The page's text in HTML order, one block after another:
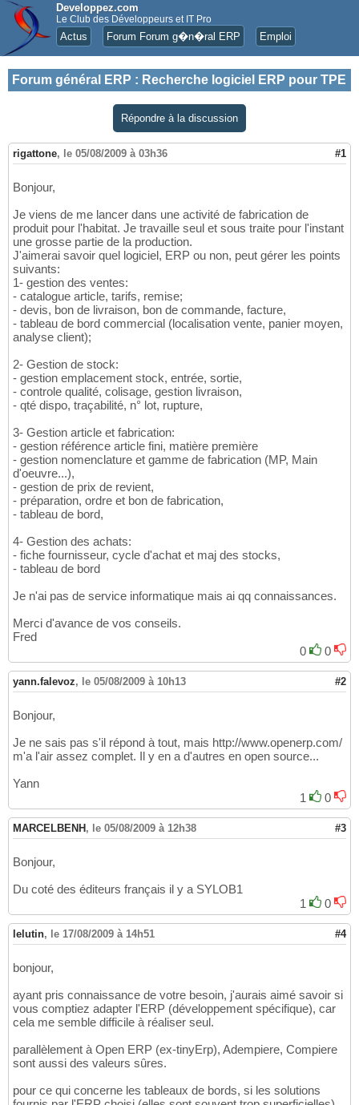
Developpez.com
Le Club des Développeurs et IT Pro
Actus Forum Forum g�n�ral ERP Emploi
Forum général ERP : Recherche logiciel ERP pour TPE
Répondre à la discussion
rigattone, le 05/08/2009 à 03h36 #1
Bonjour,
Je viens de me lancer dans une activité de fabrication de
produit pour l'habitat. Je travaille seul et sous traite pour l'instant
une grosse partie de la production.
J'aimerai savoir quel logiciel, ERP ou non, peut gérer les points
suivants:
1- gestion des ventes:
- catalogue article, tarifs, remise;
- devis, bon de livraison, bon de commande, facture,
- tableau de bord commercial (localisation vente, panier moyen,
analyse client);
2- Gestion de stock:
- gestion emplacement stock, entrée, sortie,
- controle qualité, colisage, gestion livraison,
- qté dispo, traçabilité, n° lot, rupture,
3- Gestion article et fabrication:
- gestion référence article fini, matière première
- gestion nomenclature et gamme de fabrication (MP, Main
d'oeuvre...),
- gestion de prix de revient,
- préparation, ordre et bon de fabrication,
- tableau de bord,
4- Gestion des achats:
- fiche fournisseur, cycle d'achat et maj des stocks,
- tableau de bord
Je n'ai pas de service informatique mais ai qq connaissances.
Merci d'avance de vos conseils.
Fred
0
0
yann.falevoz, le 05/08/2009 à 10h13 #2
Bonjour,
Je ne sais pas s'il répond à tout, mais http://www.openerp.com/
m'a l'air assez complet. Il y en a d'autres en open source...
Yann
1
0
MARCELBENH , le 05/08/2009 à 12h38 #3
Bonjour,
Du coté des éditeurs français il y a SYLOB1
1
0
lelutin, le 17/08/2009 à 14h51 #4
bonjour,
ayant pris connaissance de votre besoin, j'aurais aimé savoir si
vous comptiez adapter l'ERP (développement spécifique), car
cela me semble difficile à réaliser seul.
parallèlement à Open ERP (ex-tinyErp), Adempiere, Compiere
sont aussi des valeurs sûres.
pour ce qui concerne les tableaux de bords, si les solutions